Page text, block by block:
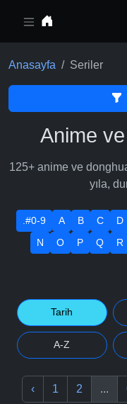
Anasayfa Seriler
Anime
125+ anime ve
yıla,
.#0-9 A B C D
N
O P Q R
Tarih
A-Z
‹ 1 2 ...